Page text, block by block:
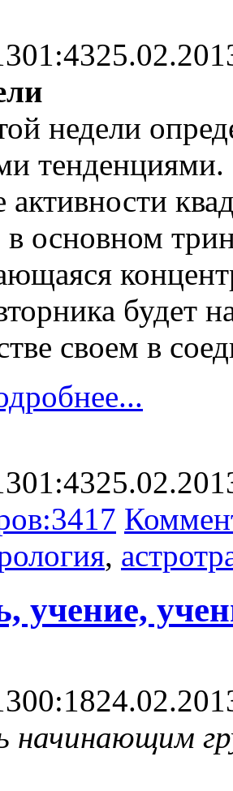
01:43
недели
тенденциями.
активности
в основном
будет
своем в
01:43
3417
,
учение,
00:18
начинающим